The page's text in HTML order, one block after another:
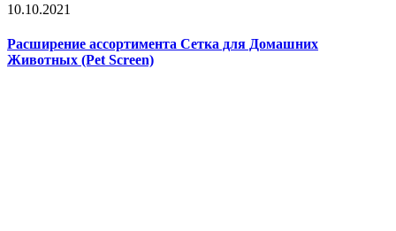
10.10.2021
Расширение ассортимента Сетка для Домашних
Животных (Pet Screen)